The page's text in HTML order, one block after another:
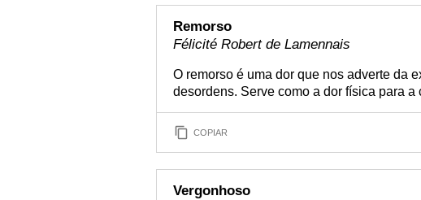
Remorso
Félicité Robert de Lamennais
O remorso é uma dor que nos adverte da
desordens. Serve como a dor física para a
COPIAR
Vergonhoso